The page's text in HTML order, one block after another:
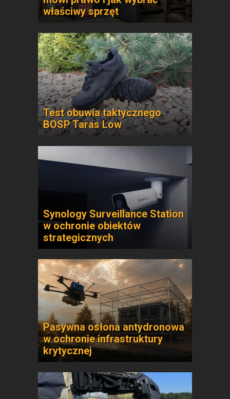
właściwy sprzęt
Test obuwia taktycznego
BOSP Taras Low
Synology Surveillance Station
w ochronie obiektów
strategicznych
Pasywna osłona antydronowa
w ochronie infrastruktury
krytycznej